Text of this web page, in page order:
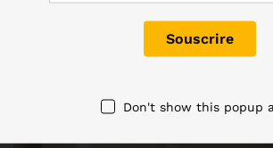
Don't show this popup